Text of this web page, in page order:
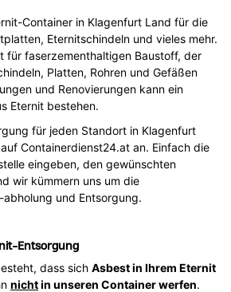
Container in Klagenfurt Land für die
Eternitschindeln und vieles mehr.
für faserzementhaltigen Baustoff, der
Platten, Rohren und Gefäßen
und Renovierungen kann ein
Eternit bestehen.
für jeden Standort in Klagenfurt
Containerdienst24.at an. Einfach die
eingeben, den gewünschten
wir kümmern uns um die
und Entsorgung.
Entsorgung
dass sichAsbest in Ihrem Eternit
nichtin unseren Container werfen.